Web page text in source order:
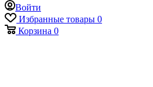
Войти
Избранные товары 0
Корзина 0